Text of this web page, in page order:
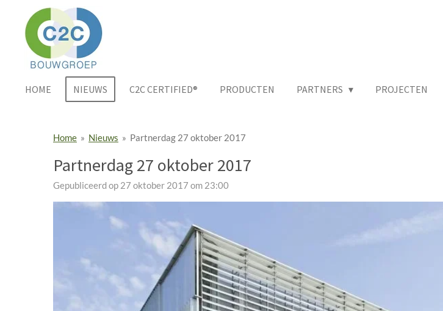
direct
hoofdinhoud
HOME NIEUWS C2C CERTIFIED® PRODUCTEN PARTNERS PROJECTEN
Home » Nieuws » Partnerdag 27 oktober 2017
Partnerdag 27 oktober 2017
Gepubliceerd op 27 oktober 2017 om 23:00